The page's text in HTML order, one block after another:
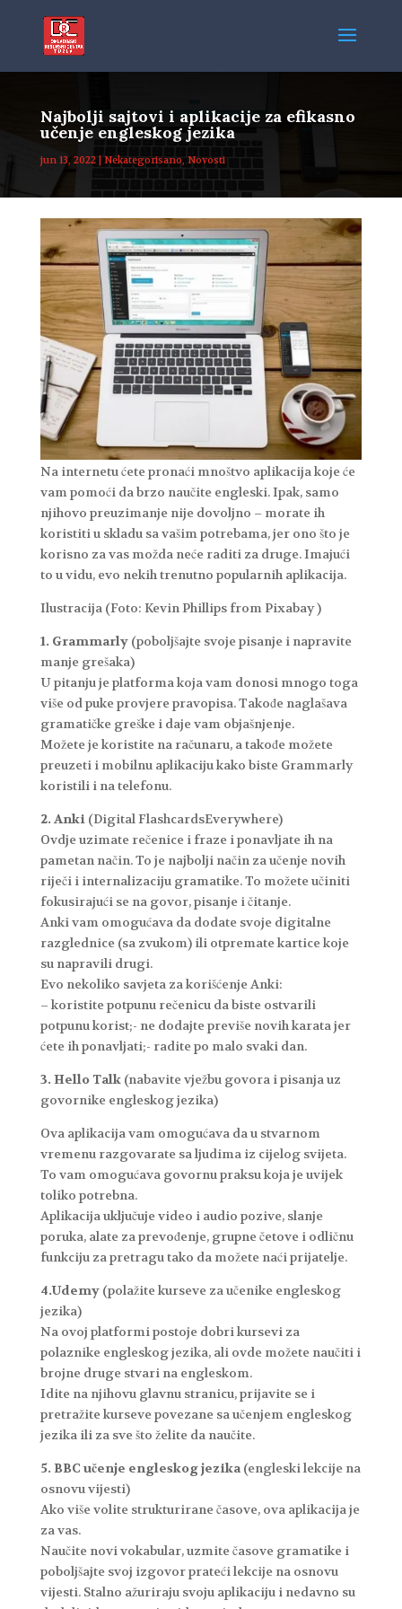
Najbolji sajtovi i aplikacije za efikasno
učenje engleskog jezika
jun 13, 2022| Nekategorisano, Novosti
Na internetu ćete pronaći mnoštvo aplikacija koje će
vam pomoći da brzo naučite engleski. Ipak, samo
njihovo preuzimanje nije dovoljno – morate ih
koristiti u skladu sa vašim potrebama, jer ono što je
korisno za vas možda neće raditi za druge. Imajući
to u vidu, evo nekih trenutno popularnih aplikacija.
Ilustracija (Foto: Kevin Phillips from Pixabay )
1. Grammarly(poboljšajte svoje pisanje i napravite
manje grešaka)
U pitanju je platforma koja vam donosi mnogo toga
više od puke provjere pravopisa. Takođe naglašava
gramatičke greške i daje vam objašnjenje.
Možete je koristite na računaru, a takođe možete
preuzeti i mobilnu aplikaciju kako biste Grammarly
koristili i na telefonu.
2. Anki (Digital FlashcardsEverywhere)
Ovdje uzimate rečenice i fraze i ponavljate ih na
pametan način. To je najbolji način za učenje novih
riječi i internalizaciju gramatike. To možete učiniti
fokusirajući se na govor, pisanje i čitanje.
Anki vam omogućava da dodate svoje digitalne
razglednice (sa zvukom) ili otpremate kartice koje
su napravili drugi.
Evo nekoliko savjeta za korišćenje Anki:
– koristite potpunu rečenicu da biste ostvarili
potpunu korist;- ne dodajte previše novih karata jer
ćete ih ponavljati;- radite po malo svaki dan.
3. Hello Talk(nabavite vježbu govora i pisanja uz
govornike engleskog jezika)
Ova aplikacija vam omogućava da u stvarnom
vremenu razgovarate sa ljudima iz cijelog svijeta.
To vam omogućava govornu praksu koja je uvijek
toliko potrebna.
Aplikacija uključuje video i audio pozive, slanje
poruka, alate za prevođenje, grupne četove i odličnu
funkciju za pretragu tako da možete naći prijatelje.
4.Udemy (polažite kurseve za učenike engleskog
jezika)
Na ovoj platformi postoje dobri kursevi za
polaznike engleskog jezika, ali ovde možete naučiti i
brojne druge stvari na engleskom.
Idite na njihovu glavnu stranicu, prijavite se i
pretražite kurseve povezane sa učenjem engleskog
jezika ili za sve što želite da naučite.
5. BBC učenje engleskog jezika(engleski lekcije na
osnovu vijesti)
Ako više volite strukturirane časove, ova aplikacija je
za vas.
Naučite novi vokabular, uzmite časove gramatike i
poboljšajte svoj izgovor prateći lekcije na osnovu
vijesti. Stalno ažuriraju svoju aplikaciju i nedavno su